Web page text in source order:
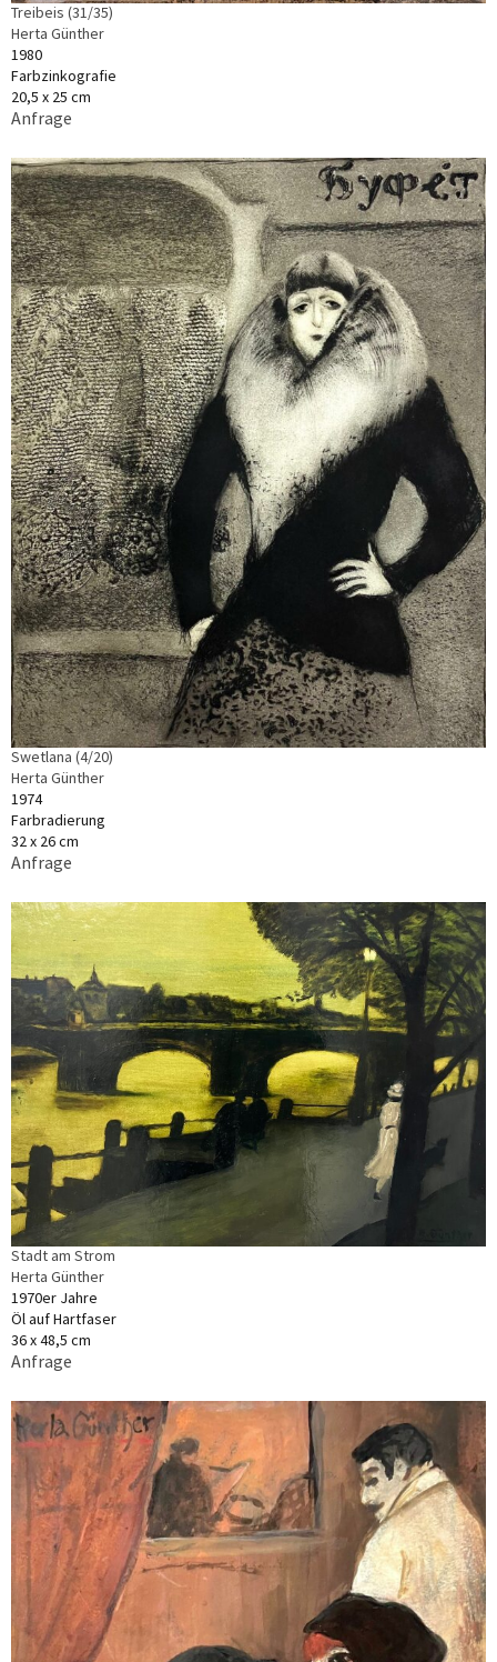
Treibeis (31/35)
Herta Günther
1980
Farbzinkografie
20,5 x 25 cm
Anfrage
Swetlana (4/20)
Herta Günther
1974
Farbradierung
32 x 26 cm
Anfrage
Stadt am Strom
Herta Günther
1970er Jahre
Öl auf Hartfaser
36 x 48,5 cm
Anfrage